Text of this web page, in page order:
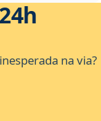
na via?